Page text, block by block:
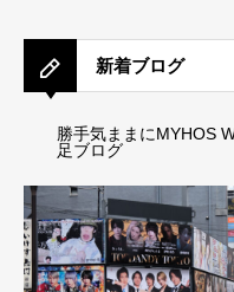
新着ブログ
勝手気ままにMYHOS
足ブログ